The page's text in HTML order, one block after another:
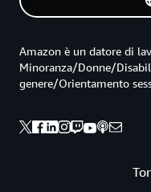
Amazon è un datore di
Minoranza/Donne/
genere/Orientamento